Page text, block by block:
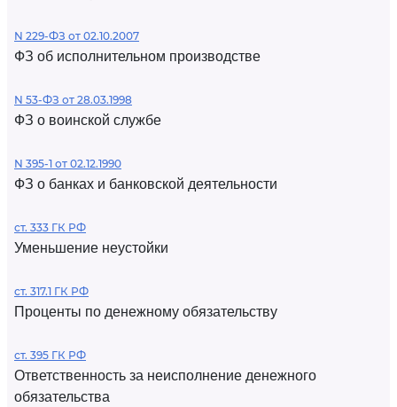
N 229-ФЗ от 02.10.2007
ФЗ об исполнительном производстве
N 53-ФЗ от 28.03.1998
ФЗ о воинской службе
N 395-1 от 02.12.1990
ФЗ о банках и банковской деятельности
ст. 333 ГК РФ
Уменьшение неустойки
ст. 317.1 ГК РФ
Проценты по денежному обязательству
ст. 395 ГК РФ
Ответственность за неисполнение денежного
обязательства